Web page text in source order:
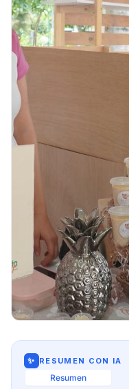
✨ RESUMEN CON IA
Resumen